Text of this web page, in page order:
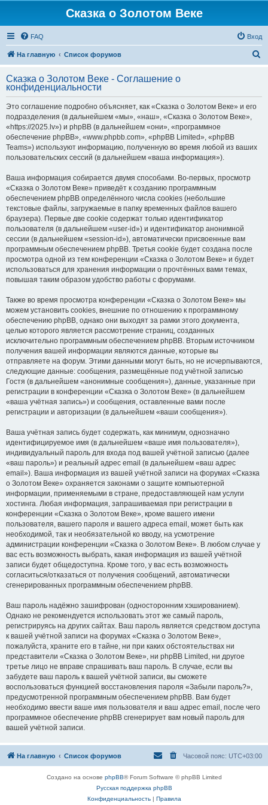
Сказка о Золотом Веке
FAQ Вход
На главную Список форумов
с
Сказка о Золотом Веке - Соглашение о
конфиденциальности
Это соглашение подробно объясняет, как «Сказка о Золотом Веке» и его
подразделения (в дальнейшем «мы», «наш», «Сказка о Золотом Веке»,
«https://2025.lv») и phpBB (в дальнейшем «они», «программное
обеспечение phpBB», «www.phpbb.com», «phpBB Limited», «phpBB
Teams») используют информацию, полученную во время любой из ваших
пользовательских сессий (в дальнейшем «ваша информация»).
Ваша информация собирается двумя способами. Во-первых, просмотр
«Сказка о Золотом Веке» приведёт к созданию программным
обеспечением phpBB определённого числа cookies (небольшие
текстовые файлы, загружаемые в папку временных файлов вашего
браузера). Первые две cookie содержат только идентификатор
пользователя (в дальнейшем «user-id») и идентификатор анонимной
сессии (в дальнейшем «session-id»), автоматически присвоенные вам
программным обеспечением phpBB. Третья cookie будет создана после
просмотра одной из тем конференции «Сказка о Золотом Веке» и будет
использоваться для хранения информации о прочтённых вами темах,
повышая таким образом удобство работы с форумами.
Также во время просмотра конференции «Сказка о Золотом Веке» мы
можем установить cookies, внешние по отношению к программному
обеспечению phpBB, однако они выходят за рамки этого документа,
целью которого является рассмотрение страниц, созданных
исключительно программным обеспечением phpBB. Вторым источником
получения вашей информации являются данные, которые вы
отправляете на форум. Этими данными могут быть, но не исчерпываются,
следующие данные: сообщения, размещённые под учётной записью
Гостя (в дальнейшем «анонимные сообщения»), данные, указанные при
регистрации в конференции «Сказка о Золотом Веке» (в дальнейшем
«ваша учётная запись») и сообщения, оставленные вами после
регистрации и авторизации (в дальнейшем «ваши сообщения»).
Ваша учётная запись будет содержать, как минимум, однозначно
идентифицируемое имя (в дальнейшем «ваше имя пользователя»),
индивидуальный пароль для входа под вашей учётной записью (далее
«ваш пароль») и реальный адрес email (в дальнейшем «ваш адрес
email»). Ваша информация из вашей учётной записи на форумах «Сказка
о Золотом Веке» охраняется законами о защите компьютерной
информации, применяемыми в стране, предоставляющей нам услуги
хостинга. Любая информация, запрашиваемая при регистрации в
конференции «Сказка о Золотом Веке», кроме вашего имени
пользователя, вашего пароля и вашего адреса email, может быть как
необходимой, так и необязательной ко вводу, на усмотрение
администрации конференции «Сказка о Золотом Веке». В любом случае у
вас есть возможность выбрать, какая информация из вашей учётной
записи будет общедоступна. Кроме того, у вас есть возможность
согласиться/отказаться от получения сообщений, автоматически
сгенерированных программным обеспечением phpBB.
Ваш пароль надёжно зашифрован (односторонним хэшированием).
Однако не рекомендуется использовать этот же самый пароль,
регистрируясь на других сайтах. Ваш пароль является средством доступа
к вашей учётной записи на форумах «Сказка о Золотом Веке»,
пожалуйста, храните его в тайне, ни при каких обстоятельствах ни
представители «Сказка о Золотом Веке», ни phpBB Limited, ни другое
третье лицо не вправе спрашивать ваш пароль. В случае, если вы
забудете ваш пароль к вашей учётной записи, вы сможете
воспользоваться функцией восстановления пароля «Забыли пароль?»,
предусмотренной программным обеспечением phpBB. Вам будет
необходимо ввести ваше имя пользователя и ваш адрес email, после чего
программное обеспечение phpBB сгенерирует вам новый пароль для
вашей учётной записи.
На главную Список форумов Часовой пояс: UTC+03:00
Создано на основе phpBB® Forum Software © phpBB Limited
Русская поддержка phpBB
Конфиденциальность| Правила